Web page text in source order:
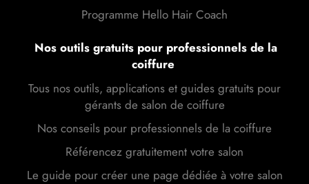
Programme Hello Hair Coach
Nos outils gratuits pour professionnels de la
coiffure
Tous nos outils, applications et guides gratuits pour
gérants de salon de coiffure
Nos conseils pour professionnels de la coiffure
Référencez gratuitement votre salon
Le guide pour créer une page dédiée à votre salon